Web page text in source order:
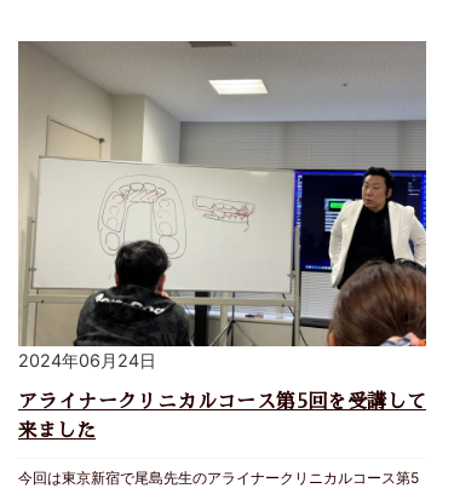
要です。虫歯が深いと疼痛が出て歯髄を取らなければなりませ
選択肢だと考えます。 Micデンタルクリニックでは、これから
もより良い治療を提供出来るよう知識と技術の研鑽に努めてい
きます。 院長 宮城
2024年06月24日
アライナークリニカルコース第5回を受講して
来ました
今回は東京新宿で尾島先生のアライナークリニカルコース第5